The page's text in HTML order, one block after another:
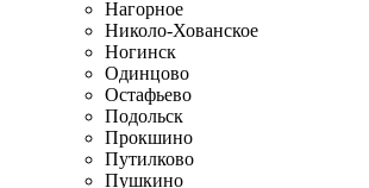
Нагорное
Николо-Хованское
Ногинск
Одинцово
Остафьево
Подольск
Прокшино
Путилково
Пушкино